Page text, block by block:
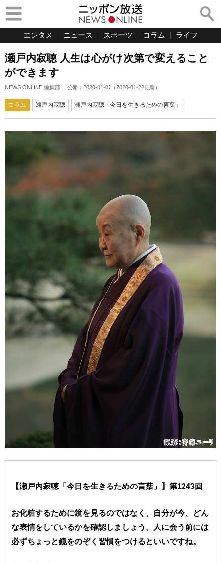
エンタメ ニュース スポーツ コラム ライフ
瀬戸内寂聴 人生は心がけ次第で変えること
ができます
NEWS ONLINE 編集部 公開： 2020-01-07 （2020-01-22更新）
コラム 瀬戸内寂聴 瀬戸内寂聴「今日を生きるための言葉」
【瀬戸内寂聴「今日を生きるための言葉」】第1243回
お化粧するために鏡を見るのではなく、自分が今、どん
な表情をしているかを確認しましょう。人に会う前には
必ずちょっと鏡をのぞく習慣をつけるといいですね。